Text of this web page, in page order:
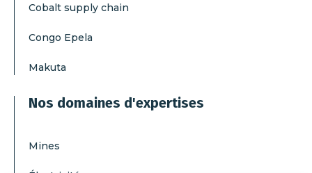
Cobalt supply chain
Congo Epela
Makuta
Nos domaines d'expertises
Mines